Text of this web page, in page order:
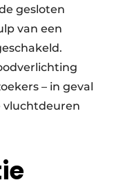
gesloten
van een
– in geval
vluchtdeuren